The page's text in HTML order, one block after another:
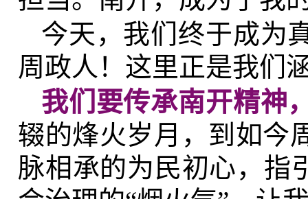
今天，我们终于成为
周政人！这里正是我们
我们要传承南开精神
辍的烽火岁月，到如今
脉相承的为民初心，指